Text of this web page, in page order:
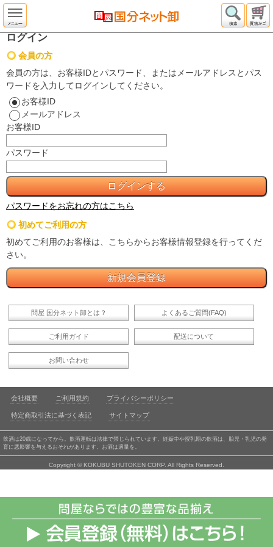
ログイン
会員の方
会員の方は、お客様IDとパスワード、またはメールアドレスとパス
ワードを入力してログインしてください。
お客様ID
メールアドレス
お客様ID
パスワード
パスワードをお忘れの方はこちら
初めてご利用の方
初めてご利用のお客様は、こちらからお客様情報登録を行ってくだ
さい。
問屋 国分ネット卸とは？ よくあるご質問(FAQ)
ご利用ガイド 配送について
お問い合わせ
会社概要 ご利用規約 プライバシーポリシー
特定商取引法に基づく表記 サイトマップ
飲酒は20歳になってから。飲酒運転は法律で禁じられています。妊娠中や授乳期の飲酒は、胎児・乳児の発
育に悪影響を与えるおそれがあります。お酒は適量を。
Copyright © KOKUBU SHUTOKEN CORP. All Rights Reserved.